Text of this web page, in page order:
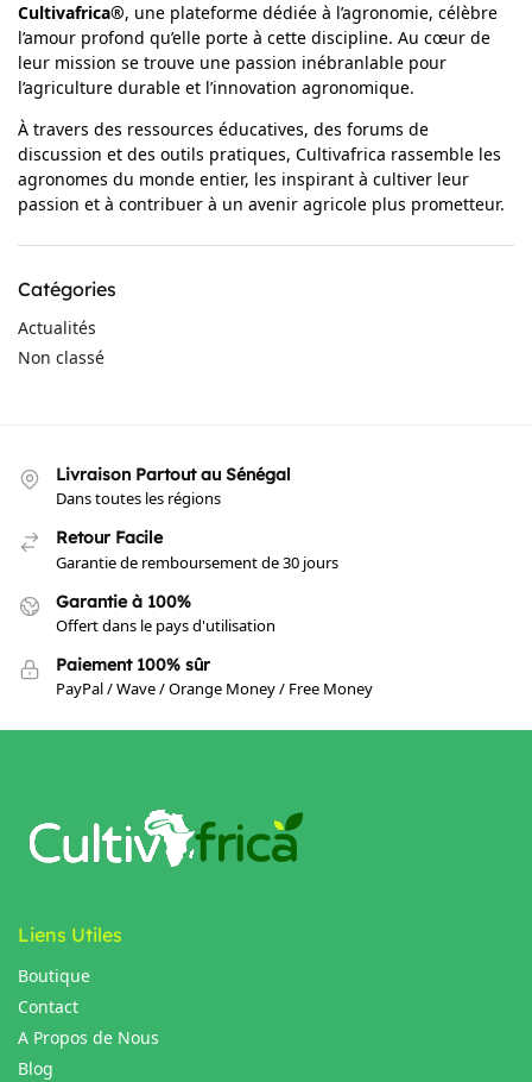
Cultivafrica®, une plateforme dédiée à l’agronomie, célèbre
l’amour profond qu’elle porte à cette discipline. Au cœur de
leur mission se trouve une passion inébranlable pour
l’agriculture durable et l’innovation agronomique.
À travers des ressources éducatives, des forums de
discussion et des outils pratiques, Cultivafrica rassemble les
agronomes du monde entier, les inspirant à cultiver leur
passion et à contribuer à un avenir agricole plus prometteur.
Catégories
Actualités
Non classé
Livraison Partout au Sénégal
Dans toutes les régions
Retour Facile
Garantie de remboursement de 30 jours
Garantie à 100%
Offert dans le pays d'utilisation
Paiement 100% sûr
PayPal / Wave / Orange Money / Free Money
Liens Utiles
Boutique
Contact
A Propos de Nous
Blog